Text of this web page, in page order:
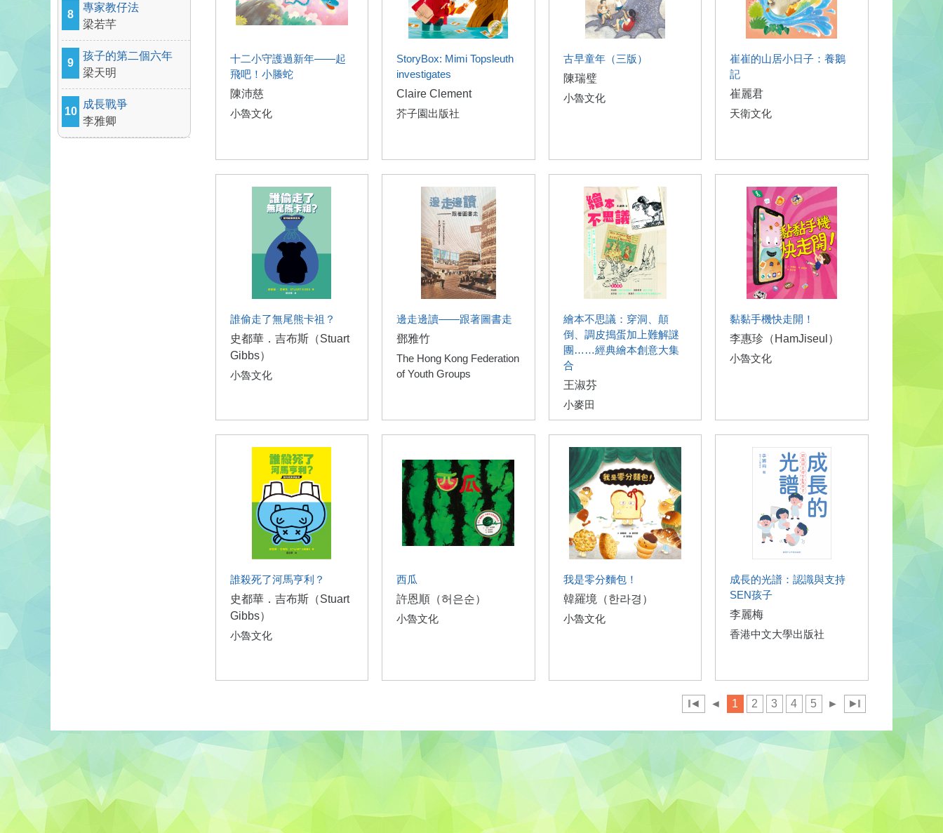
8
專家教仔法
梁若芊
9
孩子的第二個六年
梁天明
10
成長戰爭
李雅卿
十二小守護過新年——起
飛吧！小螣蛇
陳沛慈
小魯文化
StoryBox: Mimi Topsleuth
investigates
Claire Clement
芥子園出版社
古早童年（三版）
陳瑞璧
小魯文化
崔崔的山居小日子：養鵝
記
崔麗君
天衛文化
誰偷走了無尾熊卡祖？
史都華．吉布斯（Stuart
Gibbs）
小魯文化
邊走邊讀——跟著圖書走
鄧雅竹
The Hong Kong Federation
of Youth Groups
繪本不思議：穿洞、顛
倒、調皮搗蛋加上難解謎
團……經典繪本創意大集
合
王淑芬
小麥田
黏黏手機快走開！
李惠珍（HamJiseul）
小魯文化
誰殺死了河馬亨利？
史都華．吉布斯（Stuart
Gibbs）
小魯文化
西瓜
許恩順（허은순）
小魯文化
我是零分麵包！
韓羅境（한라경）
小魯文化
成長的光譜：認識與支持
SEN孩子
李麗梅
香港中文大學出版社
◄ ◄ 1 2 3 4 5 ► ►